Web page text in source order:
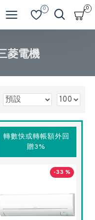
0 0
菱電機
轉數快或轉帳額外回
贈3%
-33 %